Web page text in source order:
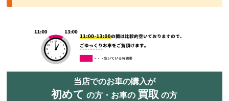
当店でのお車の購入が
初めて の方・お車の 買取 の方